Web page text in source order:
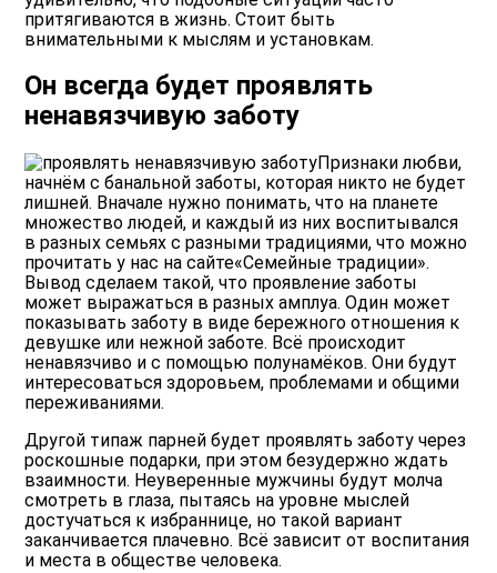
притягиваются в жизнь. Стоит быть
внимательными к мыслям и установкам.
Он всегда будет проявлять
ненавязчивую заботу
Признаки любви,
начнём с банальной заботы, которая никто не будет
лишней. Вначале нужно понимать, что на планете
множество людей, и каждый из них воспитывался
в разных семьях с разными традициями, что можно
прочитать у нас на сайте«Семейные традиции».
Вывод сделаем такой, что проявление заботы
может выражаться в разных амплуа. Один может
показывать заботу в виде бережного отношения к
девушке или нежной заботе. Всё происходит
ненавязчиво и с помощью полунамёков. Они будут
интересоваться здоровьем, проблемами и общими
переживаниями.
Другой типаж парней будет проявлять заботу через
роскошные подарки, при этом безудержно ждать
взаимности. Неуверенные мужчины будут молча
смотреть в глаза, пытаясь на уровне мыслей
достучаться к избраннице, но такой вариант
заканчивается плачевно. Всё зависит от воспитания
и места в обществе человека.